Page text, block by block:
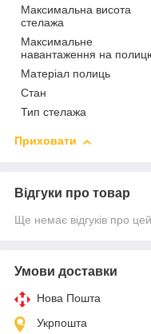
Максимальна висота
стелажа
Максимальне
навантаження на
Матеріал полиць
Стан
Тип стелажа
Приховати
Відгуки про товар
Ще немає відгуків про
Умови доставки
Нова Пошта
Укрпошта